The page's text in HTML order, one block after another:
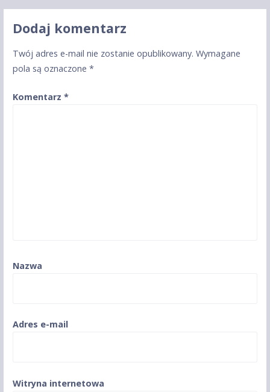
Dodaj komentarz
Twój adres e-mail nie zostanie opublikowany. Wymagane
pola są oznaczone *
Komentarz *
Nazwa
Adres e-mail
Witryna internetowa